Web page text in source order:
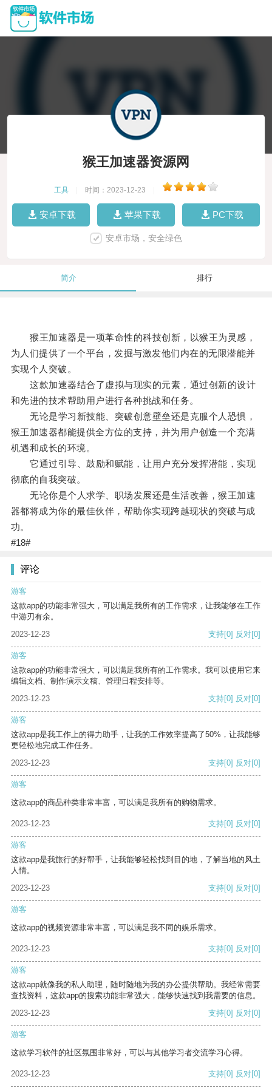
猴王加速器资源网
工具 时间：2023-12-23
安卓下载 苹果下载 PC下载
安卓市场，安全绿色
简介 排行
猴王加速器是一项革命性的科技创新，以猴王为灵感，
为人们提供了一个平台，发掘与激发他们内在的无限潜能并
实现个人突破。
这款加速器结合了虚拟与现实的元素，通过创新的设计
和先进的技术帮助用户进行各种挑战和任务。
无论是学习新技能、突破创意壁垒还是克服个人恐惧，
猴王加速器都能提供全方位的支持，并为用户创造一个充满
机遇和成长的环境。
它通过引导、鼓励和赋能，让用户充分发挥潜能，实现
彻底的自我突破。
无论你是个人求学、职场发展还是生活改善，猴王加速
器都将成为你的最佳伙伴，帮助你实现跨越现状的突破与成
功。
#18#
评论
游客
这款app的功能非常强大，可以满足我所有的工作需求，让我能够在工作
中游刃有余。
2023-12-23
支持[0] 反对[0]
游客
这款app的功能非常强大，可以满足我所有的工作需求。我可以使用它来
编辑文档、制作演示文稿、管理日程安排等。
2023-12-23
支持[0] 反对[0]
游客
这款app是我工作上的得力助手，让我的工作效率提高了50%，让我能够
更轻松地完成工作任务。
2023-12-23
支持[0] 反对[0]
游客
这款app的商品种类非常丰富，可以满足我所有的购物需求。
2023-12-23 支持[0] 反对[0]
游客
这款app是我旅行的好帮手，让我能够轻松找到目的地，了解当地的风土
人情。
2023-12-23
支持[0] 反对[0]
游客
这款app的视频资源非常丰富，可以满足我不同的娱乐需求。
2023-12-23 支持[0] 反对[0]
游客
这款app就像我的私人助理，随时随地为我的办公提供帮助。我经常需要
查找资料，这款app的搜索功能非常强大，能够快速找到我需要的信息。
2023-12-23
支持[0] 反对[0]
游客
这款学习软件的社区氛围非常好，可以与其他学习者交流学习心得。
2023-12-23 支持[0] 反对[0]